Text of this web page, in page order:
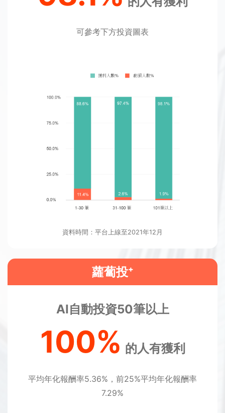
可參考下方投資圖表
資料時間：平台上線至2021年12月
蘿蔔投⁺
AI自動投資50筆以上
100% 的人有獲利
平均年化報酬率5.36%，前25%平均年化報酬率
7.29%